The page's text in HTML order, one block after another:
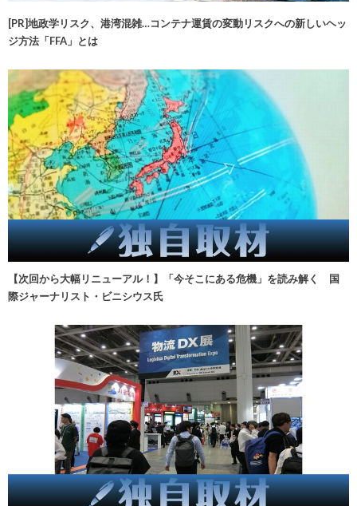
[PR]地政学リスク、港湾混雑…コンテナ運賃の変動リスクへの新しいヘッ
ジ方法「FFA」とは
【次回から大幅リニューアル！】「今そこにある危機」を読み解く 国
際ジャーナリスト・ビニシウス氏